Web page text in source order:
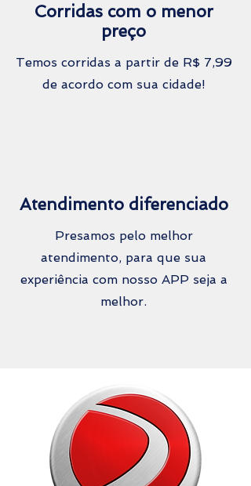
Corridas com o menor
preço
Temos corridas a partir de R$ 7,99
de acordo com sua cidade!
Atendimento diferenciado
Presamos pelo melhor
atendimento, para que sua
experiência com nosso APP seja a
melhor.